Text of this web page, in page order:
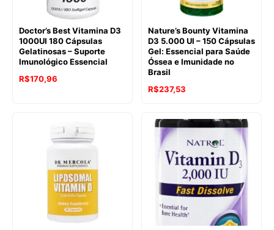
Doctor’s Best Vitamina D3
1000UI 180 Cápsulas
Gelatinosas – Suporte
Imunológico Essencial
R$170,96
Nature’s Bounty Vitamina
D3 5.000 UI – 150 Cápsulas
Gel: Essencial para Saúde
Óssea e Imunidade no
Brasil
R$237,53